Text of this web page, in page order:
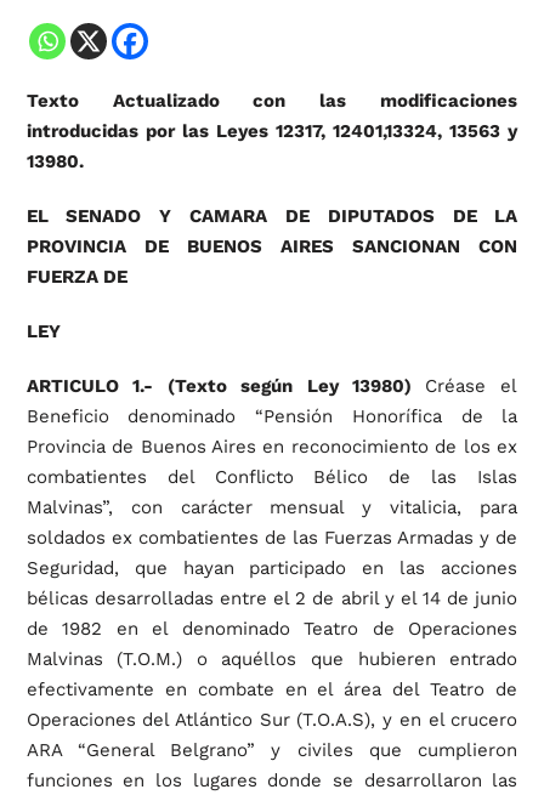
Texto Actualizado con las modificaciones
introducidas por las Leyes 12317, 12401,13324, 13563 y
13980.
EL SENADO Y CAMARA DE DIPUTADOS DE LA
PROVINCIA DE BUENOS AIRES SANCIONAN CON
FUERZA DE
LEY
ARTICULO 1.- (Texto según Ley 13980) Créase el
Beneficio denominado “Pensión Honorífica de la
Provincia de Buenos Aires en reconocimiento de los ex
combatientes del Conflicto Bélico de las Islas
Malvinas”, con carácter mensual y vitalicia, para
soldados ex combatientes de las Fuerzas Armadas y de
Seguridad, que hayan participado en las acciones
bélicas desarrolladas entre el 2 de abril y el 14 de junio
de 1982 en el denominado Teatro de Operaciones
Malvinas (T.O.M.) o aquéllos que hubieren entrado
efectivamente en combate en el área del Teatro de
Operaciones del Atlántico Sur (T.O.A.S), y en el crucero
ARA “General Belgrano” y civiles que cumplieron
funciones en los lugares donde se desarrollaron las